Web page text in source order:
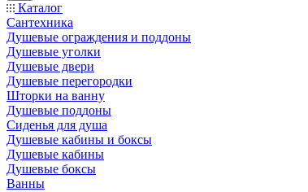
Каталог
Сантехника
Душевые ограждения и поддоны
Душевые уголки
Душевые двери
Душевые перегородки
Шторки на ванну
Душевые поддоны
Сиденья для душа
Душевые кабины и боксы
Душевые кабины
Душевые боксы
Ванны